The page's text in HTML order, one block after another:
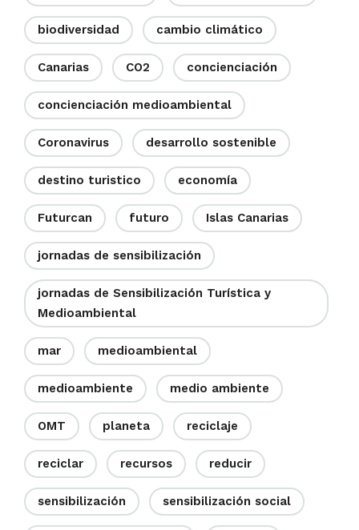
biodiversidad cambio climático
Canarias CO2 concienciación
concienciación medioambiental
Coronavirus desarrollo sostenible
destino turistico economía
Futurcan futuro Islas Canarias
jornadas de sensibilización
jornadas de Sensibilización Turística y
Medioambiental
mar medioambiental
medioambiente medio ambiente
OMT planeta reciclaje
reciclar recursos reducir
sensibilización sensibilización social